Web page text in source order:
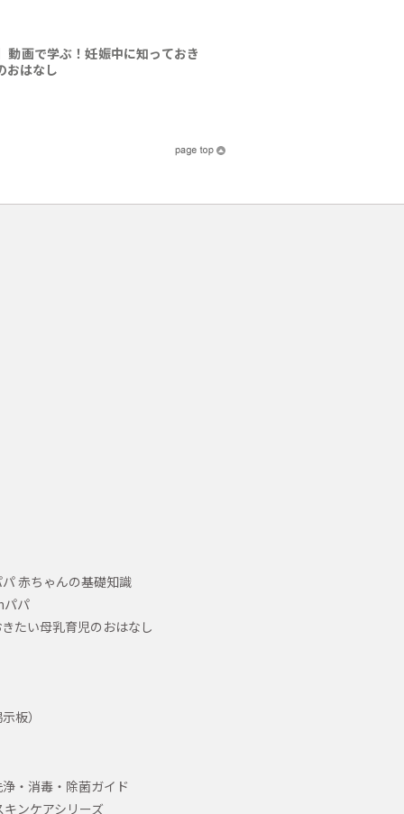
動画で学ぶ！妊娠中に知っておき
おはなし
赤ちゃんの基礎知識
パパ
たい母乳育児のおはなし
板）
・消毒・除菌ガイド
ンケアシリーズ